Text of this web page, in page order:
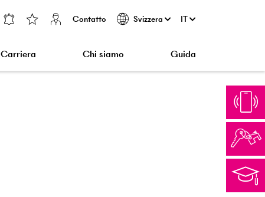
Contatto Svizzera IT
Carriera Chi siamo Guida